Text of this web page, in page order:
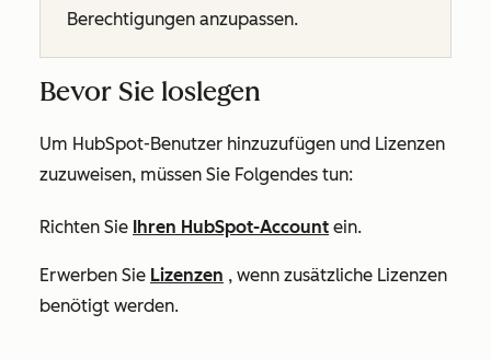
Berechtigungen anzupassen.
Bevor Sie loslegen
Um HubSpot-Benutzer hinzuzufügen und Lizenzen
zuzuweisen, müssen Sie Folgendes tun:
Richten Sie Ihren HubSpot-Account ein.
Erwerben Sie Lizenzen , wenn zusätzliche Lizenzen
benötigt werden.